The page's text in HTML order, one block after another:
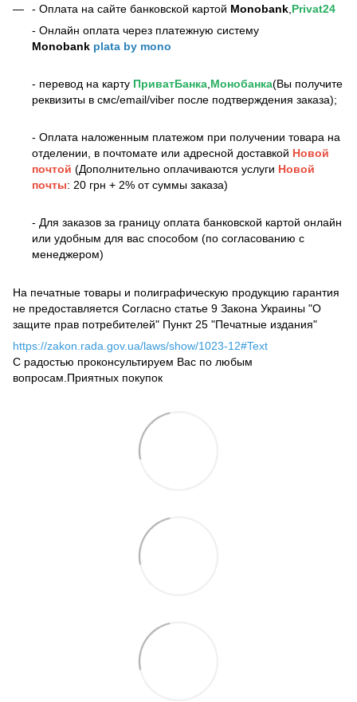
- Оплата на сайте банковской картой Monobank Privat24
- Онлайн оплата через платежную систему
Monobank plata by mono
- перевод на карту ПриватБанка Монобанка(Вы получите
реквизиты в смс/email/viber после подтверждения заказа);
- Оплата наложенным платежом при получении товара на
отделении, в почтомате или адресной доставкой Новой
почтой (Дополнительно оплачиваются услуги Новой
почты: 20 грн + 2% от суммы заказа)
- Для заказов за границу оплата банковской картой онлайн
или удобным для вас способом (по согласованию с
менеджером)
На печатные товары и полиграфическую продукцию гарантия
не предоставляется Согласно статье 9 Закона Украины "О
защите прав потребителей" Пункт 25 "Печатные издания"
https://zakon.rada.gov.ua/laws/show/1023-12#Text
С радостью проконсультируем Вас по любым
вопросам.Приятных покупок